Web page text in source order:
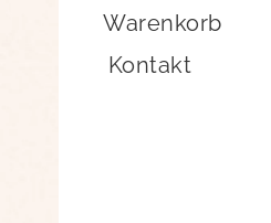
Warenkorb
Kontakt